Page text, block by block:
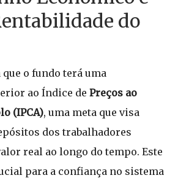
do
que o fundo terá uma
ao Índice de Preços ao
(IPCA), uma meta que visa
dos trabalhadores
real ao longo do tempo. Este
para a confiança no sistema